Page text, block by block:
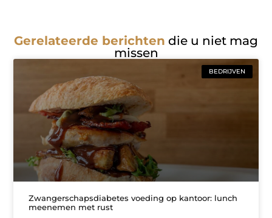
Gerelateerde berichten die u niet mag
missen
BEDRIJVEN
Zwangerschapsdiabetes voeding op kantoor: lunch
meenemen met rust